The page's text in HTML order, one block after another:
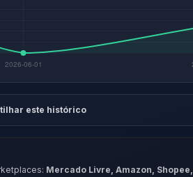
este histórico
Mercado Livre, Amazon, Shopee,